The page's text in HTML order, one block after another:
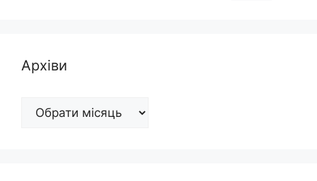
Архіви
Архіви